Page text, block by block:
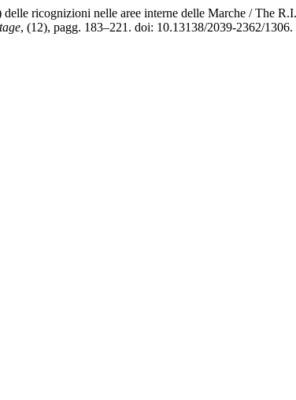
ricognizioni nelle aree interne delle Marche / The
, (12), pagg. 183–221. doi: 10.13138/2039-2362/1306.